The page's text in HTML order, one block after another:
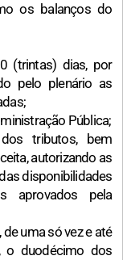
os balanços do
(trintas) dias, por
pelo plenário as
Pública;
tributos, bem
autorizando as
disponibilidades
aprovados pela
uma só vez e até
duodécimo dos